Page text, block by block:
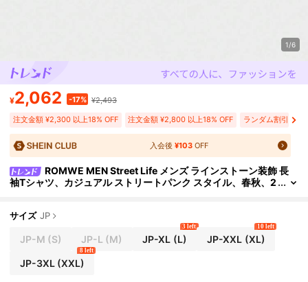
1/6
¥2,062 -17% ¥2,493
注文金額 ¥2,300 以上18% OFF 注文金額 ¥2,800 以上18% OFF ランダム割引
入会後¥103 OFF
ROMWE MEN Street Life メンズ ラインストーン装飾 長
袖Tシャツ、カジュアル ストリートパンク スタイル、春秋、2
サイズ JP
JP-M (S) JP-L (M) JP-XL (L)
3 left
JP-XXL (XL)
10 left
JP-3XL(XXL)
8 left